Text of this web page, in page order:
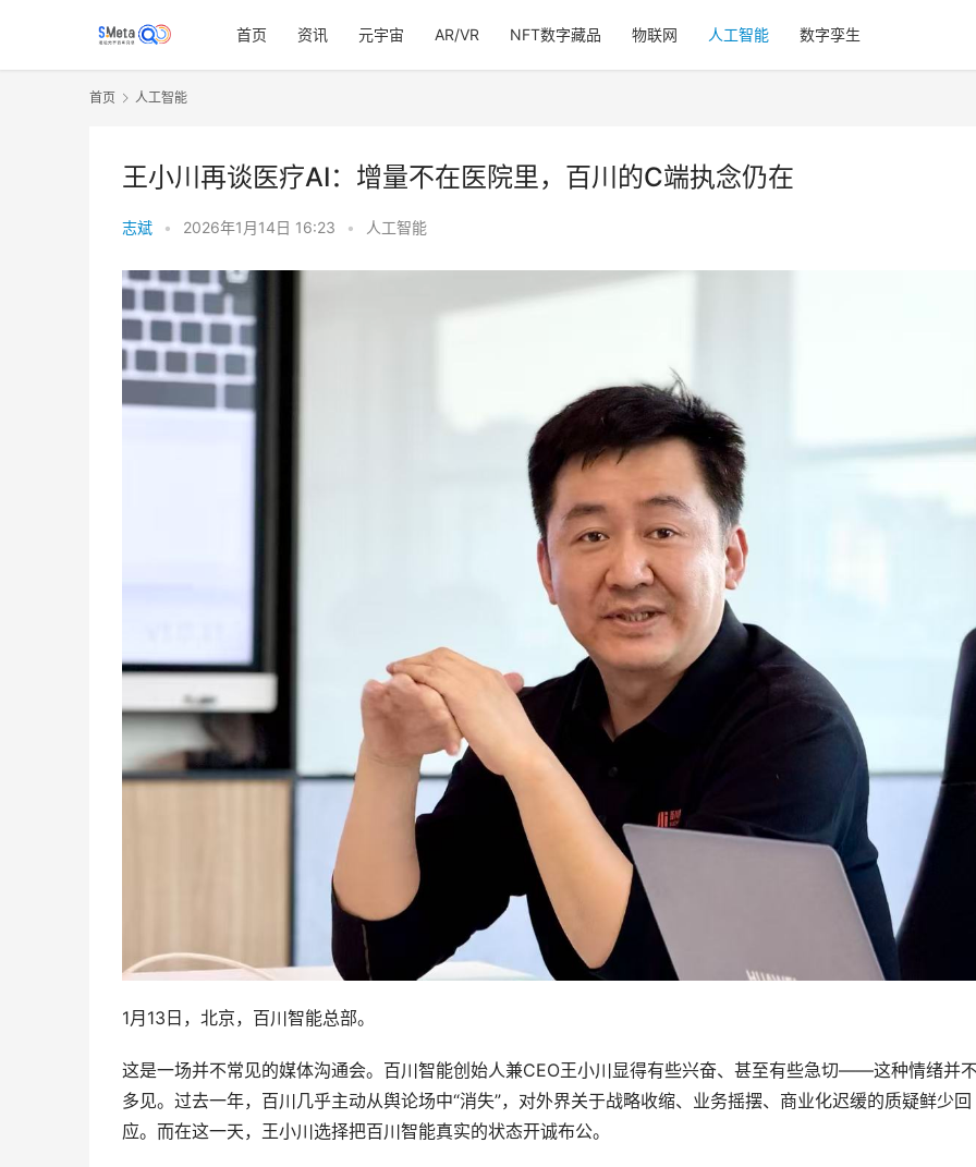
首页 资讯 元宇宙 AR/VR NFT数字藏品 物联网 人工智能 数字孪生
首页 人工智能
王小川再谈医疗AI：增量不在医院里，百川的C端执念仍在
志斌 • 2026年1月14日 16:23 • 人工智能
1月13日，北京，百川智能总部。
这是一场并不常见的媒体沟通会。百川智能创始人兼CEO王小川显得有些兴奋、甚至有些急切——这种情绪并
多见。过去一年，百川几乎主动从舆论场中“消失”，对外界关于战略收缩、业务摇摆、商业化迟缓的质疑鲜少回
应。而在这一天，王小川选择把百川智能真实的状态开诚布公。